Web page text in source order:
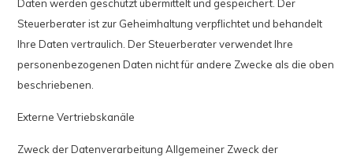
Daten werden geschützt übermittelt und gespeichert. Der
Steuerberater ist zur Geheimhaltung verpflichtet und behandelt
Ihre Daten vertraulich. Der Steuerberater verwendet Ihre
personenbezogenen Daten nicht für andere Zwecke als die oben
beschriebenen.
Externe Vertriebskanäle
Zweck der Datenverarbeitung Allgemeiner Zweck der